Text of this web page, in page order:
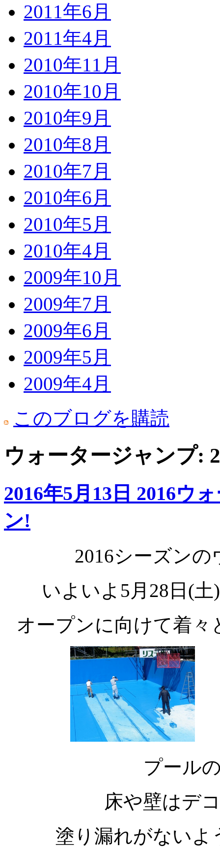
2011年6月
2011年4月
2010年11月
2010年10月
2010年9月
2010年8月
2010年7月
2010年6月
2010年5月
2010年4月
2009年10月
2009年7月
2009年6月
2009年5月
2009年4月
このブログを購読
ウォータージャンプ:
2016年5月13日 2016ウ
ン!
2016シーズン
いよいよ5月28日(
オープンに向けて着
プール
床や壁はデ
塗り漏れがない